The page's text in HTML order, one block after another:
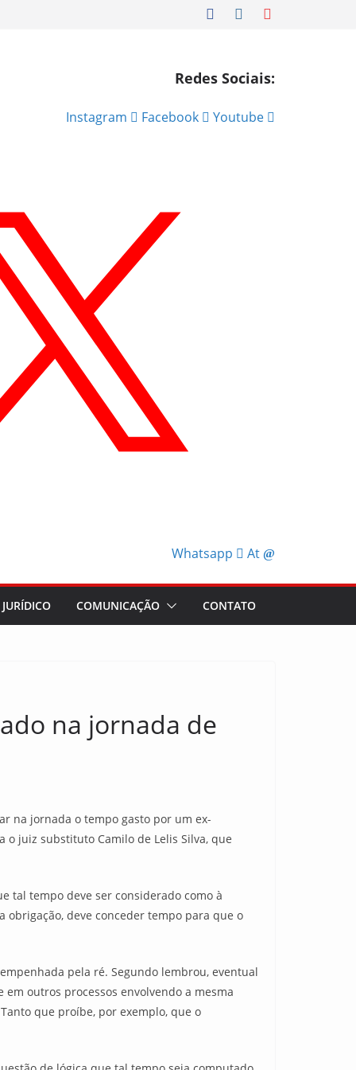
Redes Sociais:
Instagram Facebook Youtube
Whatsapp At
COMUNICAÇÃO CONTATO
na jornada de
na jornada o tempo gasto por um ex-
juiz substituto Camilo de Lelis Silva, que
tal tempo deve ser considerado como à
deve conceder tempo para que o
pela ré. Segundo lembrou, eventual
outros processos envolvendo a mesma
que proíbe, por exemplo, que o